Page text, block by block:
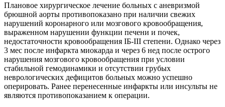
Плановое хирургическое лечение больных с аневризмой
брюшной аорты противопоказано при наличии свежих
нарушений коронарного или мозгового кровообращения,
выраженном нарушении функции печени и почек,
недостаточности кровообращения IБ-III степени. Однако через
3 мес после инфаркта миокарда и через 6 нед после острого
нарушения мозгового кровообращения при условии
стабильной гемодинамики и отсутствии грубых
неврологических дефицитов больных можно успешно
оперировать. Ранее перенесенные инфаркты или инсульты не
являются противопоказанием к операции.